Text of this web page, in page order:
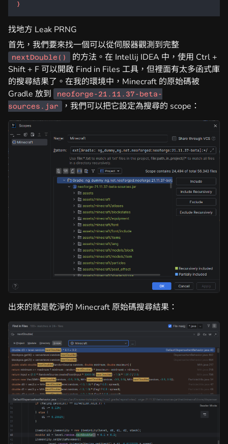
找地方 Leak PRNG
首先，我們要來找一個可以從伺服器觀測到完整
nextDouble()
的方法。在 Intellij IDEA 中，使用 Ctrl +
Shift + F 可以開啟 Find in Files 工具，但裡面有太多函式庫
的搜尋結果了。在我的環境中，Minecraft 的原始碼被
Gradle 放到
neoforge-21.11.37-beta-
sources.jar
，我們可以把它設定為搜尋的 scope：
出來的就是乾淨的 Minecraft 原始碼搜尋結果：